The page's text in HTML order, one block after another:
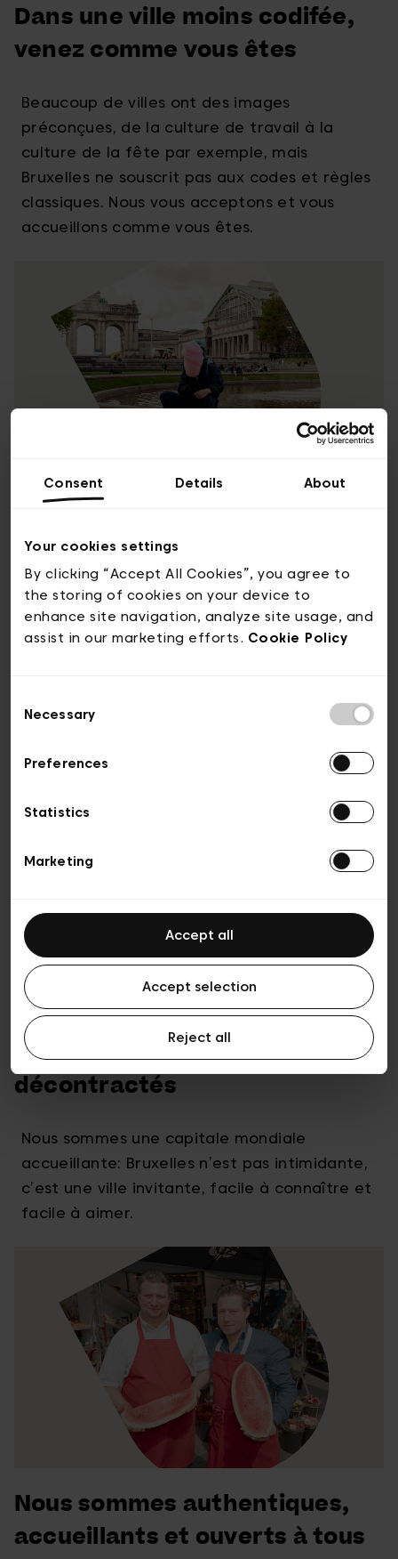
Consent Details About
Your cookies settings
By clicking “Accept All Cookies”, you agree to
the storing of cookies on your device to
enhance site navigation, analyze site usage, and
assist in our marketing efforts. Cookie Policy
Selection
Necessary
Preferences
Statistics
Marketing
Accept all
Accept selection
Reject all
Dans une ville moins codifée,
venez comme vous êtes
Beaucoup de villes ont des images
préconçues, de la culture de travail à la
culture de la fête par exemple, mais
Bruxelles ne souscrit pas aux codes et règles
classiques. Nous vous acceptons et vous
accueillons comme vous êtes.
conformiste, enjouée, et
rebelle
Nous sommes une ville à la fois organisée et
nouvelles voies. Nous ne suivons pas les
prenons pas trop au sérieux non plus.
Nous sommes accessibles et
décontractés
Nous sommes une capitale mondiale
accueillante: Bruxelles n’est pas intimidante,
c’est une ville invitante, facile à connaître et
facile à aimer.
Nous sommes authentiques,
accueillants et ouverts à tous